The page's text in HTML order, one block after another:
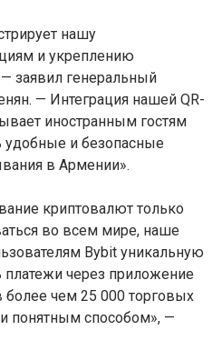
нашу
и укреплению
заявил генеральный
— Интеграция нашей QR-
иностранным гостям
и безопасные
в Армении».
криптовалют только
во всем мире, наше
Bybit уникальную
через приложение
чем 25 000 торговых
понятным способом», —